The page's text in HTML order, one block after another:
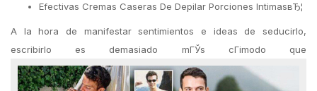
Efectivas Cremas Caseras De Depilar Porciones IntimasвЂ¦
A la hora de manifestar sentimientos e ideas de seducirlo,
escribirlo es demasiado mГЎs cГіmodo que